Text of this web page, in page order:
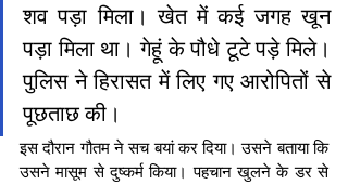
शव पड़ा मिला। खेत में कई जगह खून
पड़ा मिला था। गेहूं के पौधे टूटे पड़े मिले।
पुलिस ने हिरासत में लिए गए आरोपितों से
पूछताछ की।
इस दौरान गौतम ने सच बयां कर दिया। उसने बताया कि
उसने मासूम से दुष्कर्म किया। पहचान खुलने के डर से